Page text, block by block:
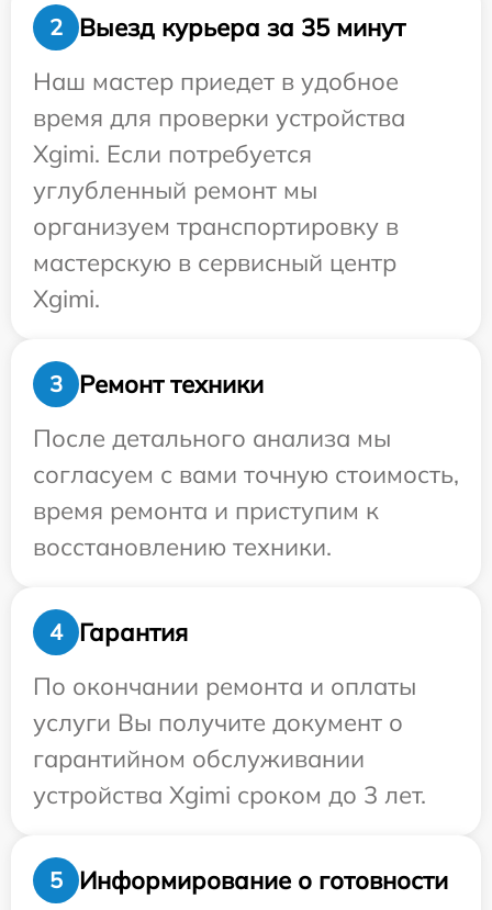
2
Выезд курьера за 35 минут
Наш мастер приедет в удобное
время для проверки устройства
Xgimi. Если потребуется
углубленный ремонт мы
организуем транспортировку в
мастерскую в сервисный центр
Xgimi.
3
Ремонт техники
После детального анализа мы
согласуем с вами точную стоимость,
время ремонта и приступим к
восстановлению техники.
4
Гарантия
По окончании ремонта и оплаты
услуги Вы получите документ о
гарантийном обслуживании
устройства Xgimi сроком до 3 лет.
5
Информирование о готовности